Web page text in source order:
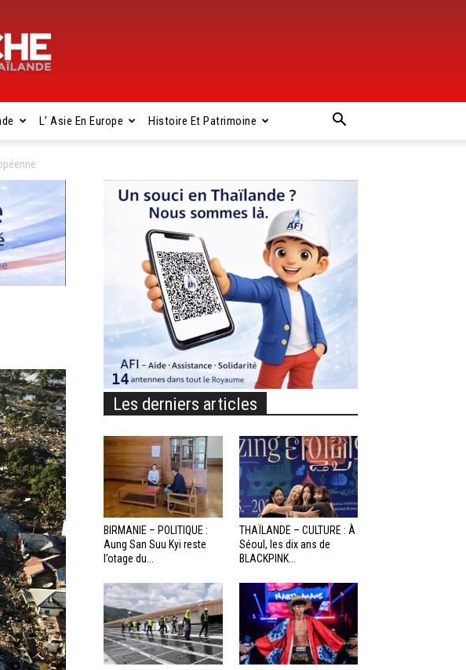
L’ Asie En Europe Histoire Et Patrimoine
Les derniers articles
BIRMANIE – POLITIQUE :
Aung San Suu Kyi reste
l’otage du...
THAÏLANDE – CULTURE : À
Séoul, les dix ans de
BLACKPINK...